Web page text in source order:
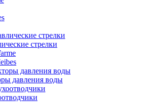
стрелки
давления воды